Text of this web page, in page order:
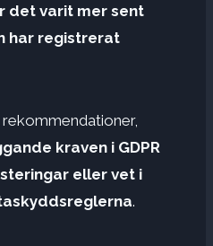
det varit mer sent
har registrerat
kraven i GDPR
eller vet i
.